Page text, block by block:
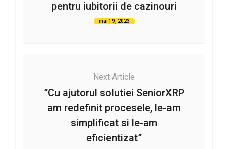
pentru iubitorii de cazinouri
mai 19, 2023
Next Article
”Cu ajutorul solutiei SeniorXRP
am redefinit procesele, le-am
simplificat si le-am
eficientizat”